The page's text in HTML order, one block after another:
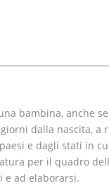
bambina, anche
dalla nascita, a
e dagli stati in
per il quadro
e ad elaborarsi.